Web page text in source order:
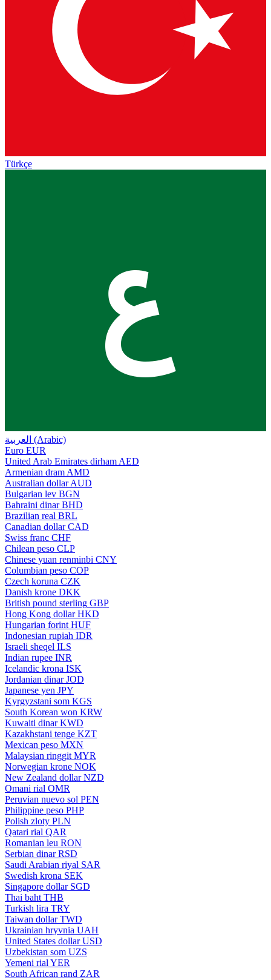
Türkçe
ع
العربية (Arabic)
Euro EUR
United Arab Emirates dirham AED
Armenian dram AMD
Australian dollar AUD
Bulgarian lev BGN
Bahraini dinar BHD
Brazilian real BRL
Canadian dollar CAD
Swiss franc CHF
Chilean peso CLP
Chinese yuan renminbi CNY
Columbian peso COP
Czech koruna CZK
Danish krone DKK
British pound sterling GBP
Hong Kong dollar HKD
Hungarian forint HUF
Indonesian rupiah IDR
Israeli sheqel ILS
Indian rupee INR
Icelandic krona ISK
Jordanian dinar JOD
Japanese yen JPY
Kyrgyzstani som KGS
South Korean won KRW
Kuwaiti dinar KWD
Kazakhstani tenge KZT
Mexican peso MXN
Malaysian ringgit MYR
Norwegian krone NOK
New Zealand dollar NZD
Omani rial OMR
Peruvian nuevo sol PEN
Philippine peso PHP
Polish zloty PLN
Qatari rial QAR
Romanian leu RON
Serbian dinar RSD
Saudi Arabian riyal SAR
Swedish krona SEK
Singapore dollar SGD
Thai baht THB
Turkish lira TRY
Taiwan dollar TWD
Ukrainian hryvnia UAH
United States dollar USD
Uzbekistan som UZS
Yemeni rial YER
South African rand ZAR